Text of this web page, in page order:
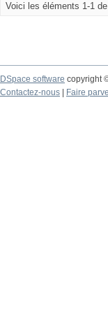
Voici les éléments 1-1
DSpace software copyright
Contactez-nous
Faire